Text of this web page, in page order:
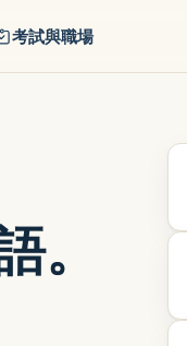
考試與職場
。